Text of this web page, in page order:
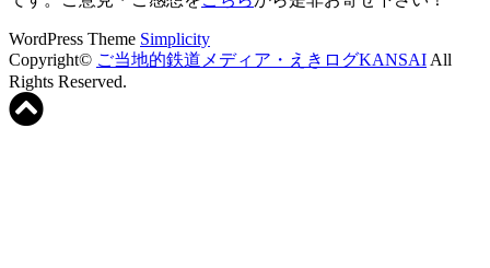
WordPress Theme Simplicity
Copyright© ご当地的鉄道メディア・えきログKANSAI All
Rights Reserved.